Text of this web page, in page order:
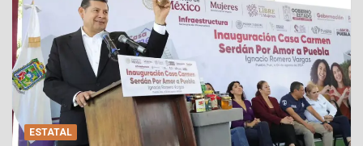
ESTATAL